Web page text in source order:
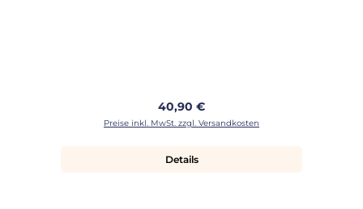
Regulärer Preis:
40,90 €
Preise inkl. MwSt. zzgl. Versandkosten
Details